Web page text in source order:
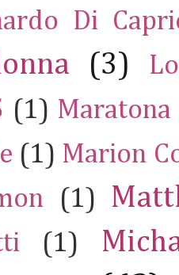
Di
(3)
(1) Maratona
(1) Marion
(1)
(1)